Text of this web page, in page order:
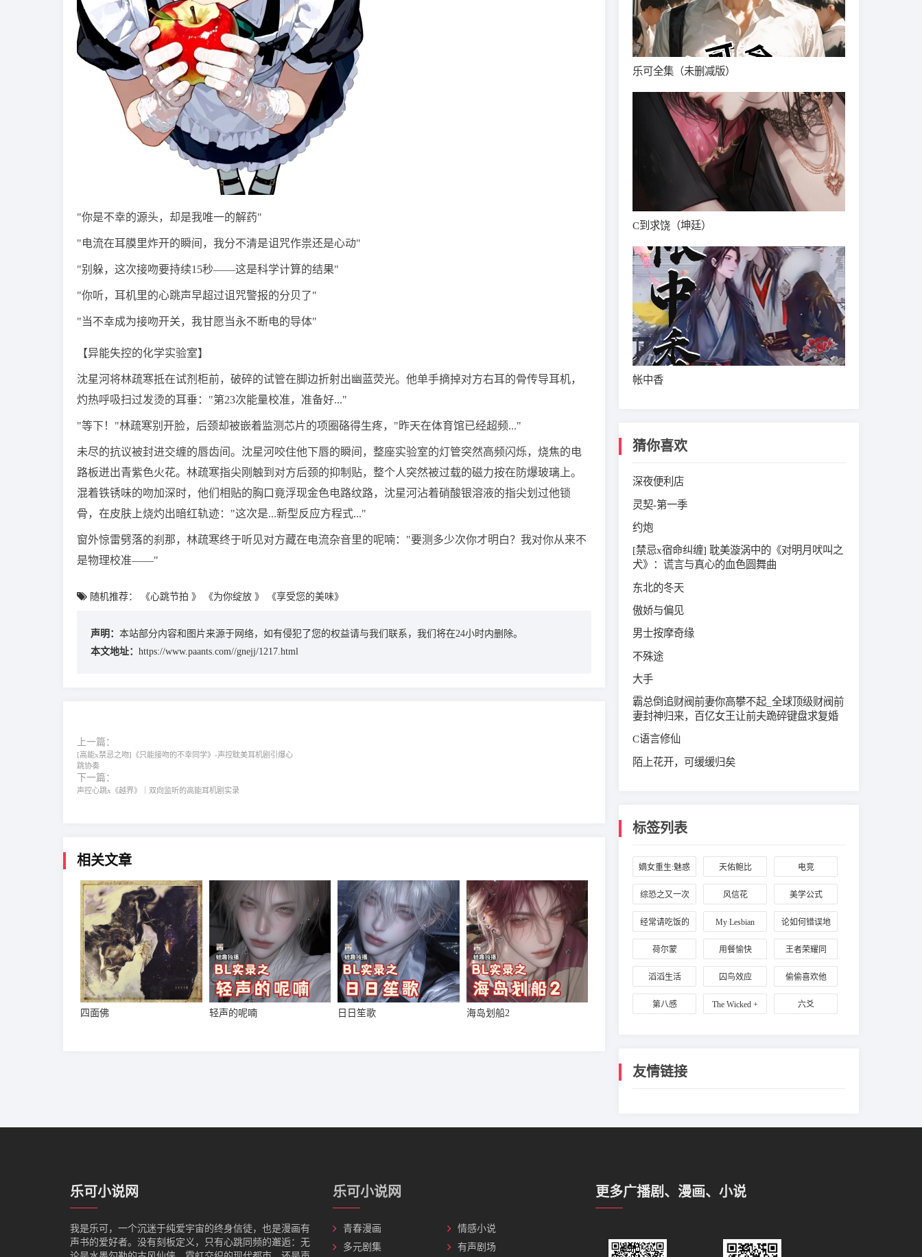
"你是不幸的源头，却是我唯一的解药"
"电流在耳膜里炸开的瞬间，我分不清是诅咒作祟还是心动"
"别躲，这次接吻要持续15秒——这是科学计算的结果"
"你听，耳机里的心跳声早超过诅咒警报的分贝了"
"当不幸成为接吻开关，我甘愿当永不断电的导体"
【异能失控的化学实验室】
沈星河将林疏寒抵在试剂柜前，破碎的试管在脚边折射出幽蓝荧光。他单手摘掉对方右耳的骨传导耳机，
灼热呼吸扫过发烫的耳垂："第23次能量校准，准备好..."
"等下！"林疏寒别开脸，后颈却被嵌着监测芯片的项圈硌得生疼，"昨天在体育馆已经超频..."
未尽的抗议被封进交缠的唇齿间。沈星河咬住他下唇的瞬间，整座实验室的灯管突然高频闪烁，烧焦的电
路板迸出青紫色火花。林疏寒指尖刚触到对方后颈的抑制贴，整个人突然被过载的磁力按在防爆玻璃上。
混着铁锈味的吻加深时，他们相贴的胸口竟浮现金色电路纹路，沈星河沾着硝酸银溶液的指尖划过他锁
骨，在皮肤上烧灼出暗红轨迹："这次是...新型反应方程式..."
窗外惊雷劈落的刹那，林疏寒终于听见对方藏在电流杂音里的呢喃："要测多少次你才明白？我对你从来不
是物理校准——"
随机推荐： 《心跳节拍 》 《为你绽放 》 《享受您的美味》
声明： 本站部分内容和图片来源于网络，如有侵犯了您的权益请与我们联系，我们将在24小时内删除。
本文地址： https://www.paants.com//gnejj/1217.html
上一篇：
[高能x禁忌之吻]《只能接吻的不幸同学》-声控耽美耳机剧引爆心
跳协奏
下一篇：
声控心跳x《越界》｜双向监听的高能耳机剧实录
相关文章
四面佛 轻声的呢喃 日日笙歌 海岛划船2
乐可全集（未删减版）
C到求饶（坤廷）
帐中香
猜你喜欢
深夜便利店
灵契-第一季
约炮
[禁忌x宿命纠缠] 耽美漩涡中的《对明月吠叫之
犬》：谎言与真心的血色圆舞曲
东北的冬天
傲娇与偏见
男士按摩奇缘
不殊途
大手
霸总倒追财阀前妻你高攀不起_全球顶级财阀前
妻封神归来，百亿女王让前夫跪碎键盘求复婚
C语言修仙
陌上花开，可缓缓归矣
标签列表
嫡女重生:魅惑
天下
天佑鲍比 电竞
综恐之又一次
逃出
风信花 美学公式
经常请吃饭的
理事大人
My Lesbian
Experience with
论如何错误地
套路一个魔教
荷尔蒙 用餐愉快 王者荣耀同
人：亮白长安
滔滔生活 囚鸟效应 偷偷喜欢他
第八感 The Wicked + 六爻
友情链接
乐可小说网
我是‌乐可，一个沉迷于纯爱宇宙的终身信徒，也是漫画有
声书的爱好者。没有刻板定义，只有心跳同频的邂逅：无
乐可小说网
青春漫画
情感小说
多元剧集
有声剧场
更多广播剧、漫画、小说